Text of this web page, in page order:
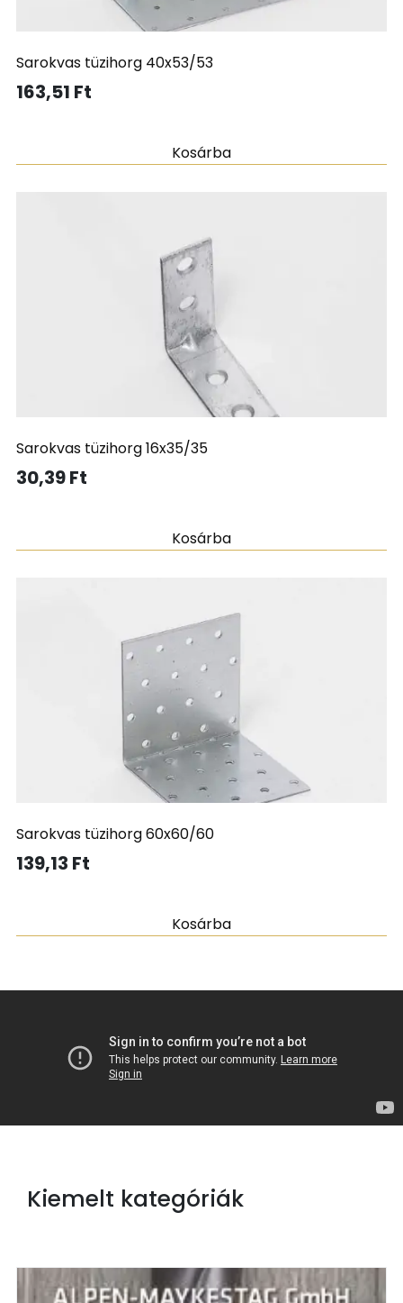
Sarokvas tüzihorg 40x53/53
163,51 Ft
Kosárba
Sarokvas tüzihorg 16x35/35
30,39Ft
Kosárba
Sarokvas tüzihorg 60x60/60
139,13 Ft
Kosárba
Kiemelt kategóriák